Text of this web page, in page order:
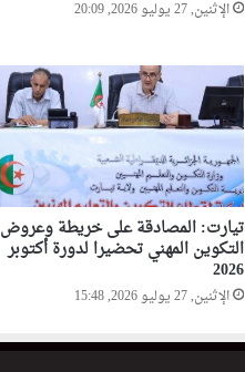
الإثنين, 27 يوليو 2026, 20:09
تيارت: المصادقة على خريطة وعروض
التكوين المهني تحضيرا لدورة أكتوبر
2026
الإثنين, 27 يوليو 2026, 15:48